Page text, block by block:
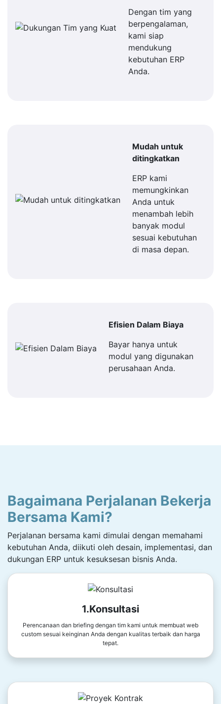
Dengan tim yang
berpengalaman,
kami siap
mendukung
kebutuhan ERP
Anda.
Mudah untuk
ditingkatkan
ERP kami
memungkinkan
Anda untuk
menambah lebih
banyak modul
sesuai kebutuhan
di masa depan.
Efisien Dalam Biaya
Bayar hanya untuk
modul yang digunakan
perusahaan Anda.
Bagaimana Perjalanan Bekerja
Bersama Kami?
Perjalanan bersama kami dimulai dengan memahami
kebutuhan Anda, diikuti oleh desain, implementasi, dan
dukungan ERP untuk kesuksesan bisnis Anda.
1.Konsultasi
Perencanaan dan briefing dengan tim kami untuk membuat web
custom sesuai keinginan Anda dengan kualitas terbaik dan harga
tepat.